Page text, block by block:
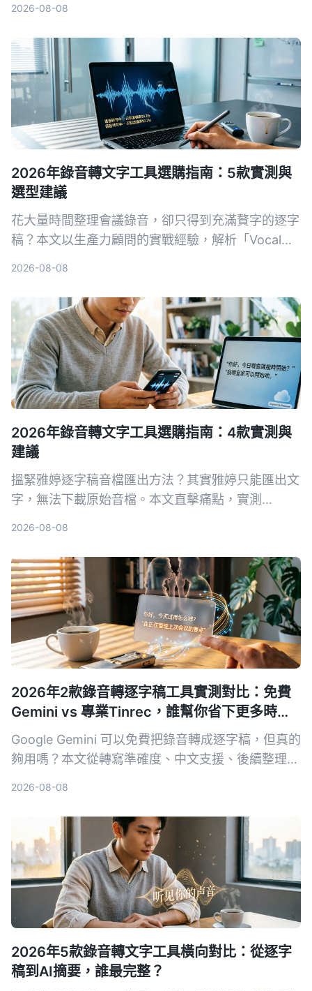
與場景推薦，幫你找到最適合的解決方案。
2026-08-08
2026年錄音轉文字工具選購指南：5款實測與
選型建議
花大量時間整理會議錄音，卻只得到充滿贅字的逐字
稿？本文以生產力顧問的實戰經驗，解析「Vocal
議、學習、創作等實際場景，找到真正能提升效率的
錄音整理工作流程。
2026-08-08
2026年錄音轉文字工具選購指南：4款實測與
建議
搵緊雅婷逐字稿音檔匯出方法？其實雅婷只能匯出文
字，無法下載原始音檔。本文直擊痛點，實測
揀啱最適合香港上班族嘅錄音轉文字方案。
2026-08-08
2026年2款錄音轉逐字稿工具實測對比：免費
Gemini vs 專業Tinrec，誰幫你省下更多時
間？
Google Gemini 可以免費把錄音轉成逐字稿，但真的
夠用嗎？本文從轉寫準確度、中文支援、後續整理能
2026-08-08
2026年5款錄音轉文字工具橫向對比：從逐字
稿到AI摘要，誰最完整？